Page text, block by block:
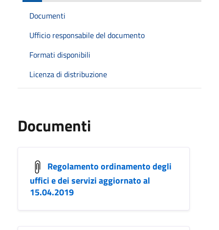
Documenti
Ufficio responsabile del documento
Formati disponibili
Licenza di distribuzione
Documenti
Regolamento ordinamento degli
uffici e dei servizi aggiornato al
15.04.2019